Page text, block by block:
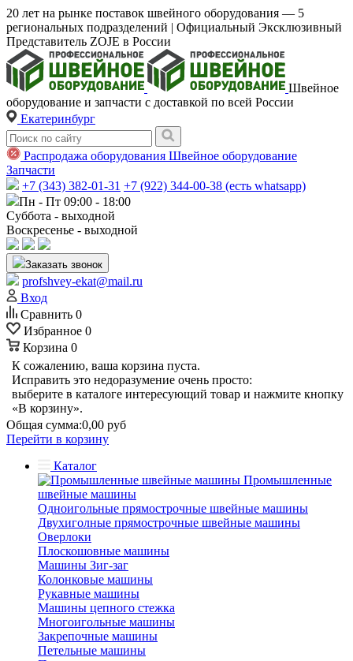
20 лет на рынке поставок швейного оборудования — 5
региональных подразделений | Официальный Эксклюзивный
Представитель ZOJE в России
Швейное
оборудование и запчасти с доставкой по всей России
Екатеринбург
Распродажа оборудования Швейное оборудование
Запчасти
+7 (343) 382-01-31 +7 (922) 344-00-38 (есть whatsapp)
Пн - Пт 09:00 - 18:00
Суббота - выходной
Воскресенье - выходной
Заказать звонок
profshvey-ekat@mail.ru
Вход
Сравнить 0
Избранное 0
Корзина 0
К сожалению, ваша корзина пуста.
Исправить это недоразумение очень просто:
выберите в каталоге интересующий товар и нажмите кнопку
«В корзину».
Общая сумма:0,00 руб
Перейти в корзину
Каталог
Промышленные
швейные машины
Одноигольные прямострочные швейные машины
Двухиголные прямострочные швейные машины
Оверлоки
Плоскошовные машины
Машины Зиг-заг
Колонковые машины
Рукавные машины
Машины цепного стежка
Многоигольные машины
Закрепочные машины
Петельные машины